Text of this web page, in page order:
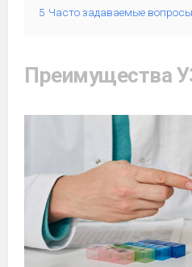
5 Часто задаваемые вопросы
Преимущества